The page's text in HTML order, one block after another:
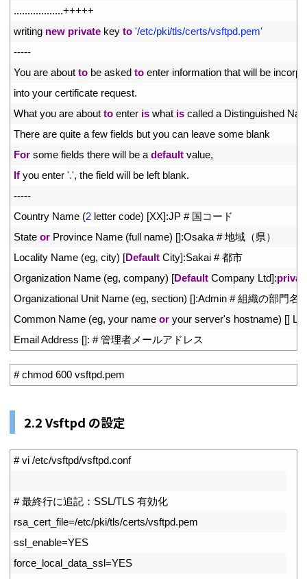
..................+++++
writing new private key to '/etc/pki/tls/certs/vsftpd.pem'
-----
You are about to be asked to enter information that will be
into your certificate request.
What you are about to enter is what is called a Distinguished
There are quite a few fields but you can leave some blank
For some fields there will be a default value,
If you enter '.', the field will be left blank.
-----
Country Name (2 letter code) [XX]:JP # 国コード
State or Province Name (full name) []:Osaka # 地域（県）
Locality Name (eg, city) [Default City]:Sakai # 都市
Organization Name (eg, company) [Default Company Ltd]:
Organizational Unit Name (eg, section) []:Admin # 組織の部門名
Common Name (eg, your name or your server's hostname) []
Email Address []: # 管理者メールアドレス
# chmod 600 vsftpd.pem
2.2 Vsftpd の設定
# vi /etc/vsftpd/vsftpd.conf
# 最終行に追記：SSL/TLS 有効化
rsa_cert_file=/etc/pki/tls/certs/vsftpd.pem
ssl_enable=YES
force_local_data_ssl=YES